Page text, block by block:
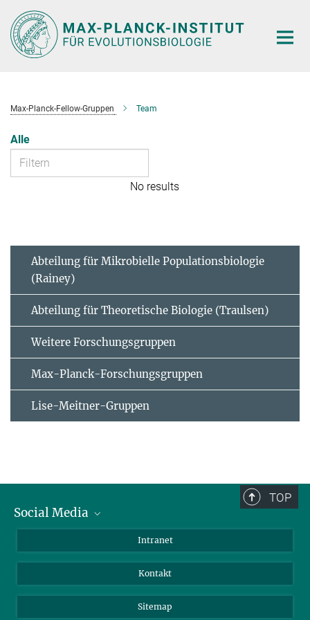
Hauptinhalt
Max-Planck-Fellow-Gruppen Team
Alle
No results
Abteilung für Mikrobielle Populationsbiologie
(Rainey)
Abteilung für Theoretische Biologie (Traulsen)
Weitere Forschungsgruppen
Max-Planck-Forschungsgruppen
Lise-Meitner-Gruppen
TOP
Social Media
LinkedIn
Intranet
Kontakt
Sitemap